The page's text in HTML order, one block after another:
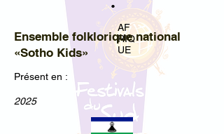
•
AF
RIQ
UE
Ensemble folklorique national
«Sotho Kids»
Présent en :
2025